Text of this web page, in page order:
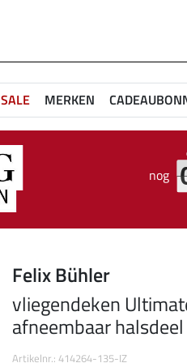
SALE MERKEN
nog
Felix Bühler
vliegendeken
afneembaar halsdeel
Artikelnr.: 414264-135-IZ